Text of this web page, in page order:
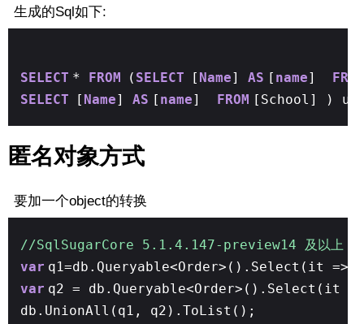
生成的Sql如下:
SELECT * FROM ( SELECT [ Name] AS [ name]
FROM
SELECT
[ Name] AS [ name] FROM [School] )
匿名对象方式
要加一个object的转换
//SqlSugarCore 5.1.4.147-preview14 及以上 完
var q1=db.Queryable<Order>().Select(it =>
var q2 = db.Queryable<Order>().Select(it =>
db.UnionAll(q1, q2).ToList();